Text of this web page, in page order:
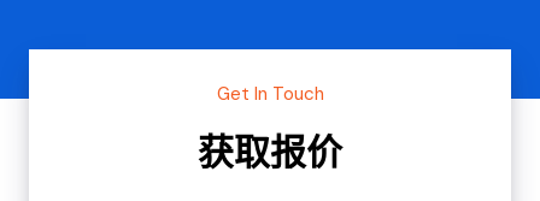
Get In Touch
获取报价